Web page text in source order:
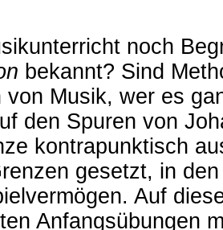
noch
bekannt? Sind
von Musik, wer es
den Spuren von
kontrapunktisch
gesetzt, in
Auf
Anfangsübungen